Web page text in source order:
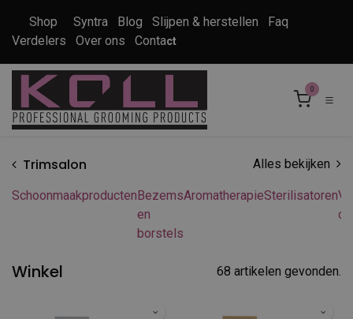
Shop Syntra Blog Slijpen & herstellen
Faq
Verdelers
Over ons Contact
0
Trimsalon Alles bekijken
SchoonmaakproductenBezems
en
borstels
AromatherapieSterilisatoren
Winkel 68 artikelen gevonden.